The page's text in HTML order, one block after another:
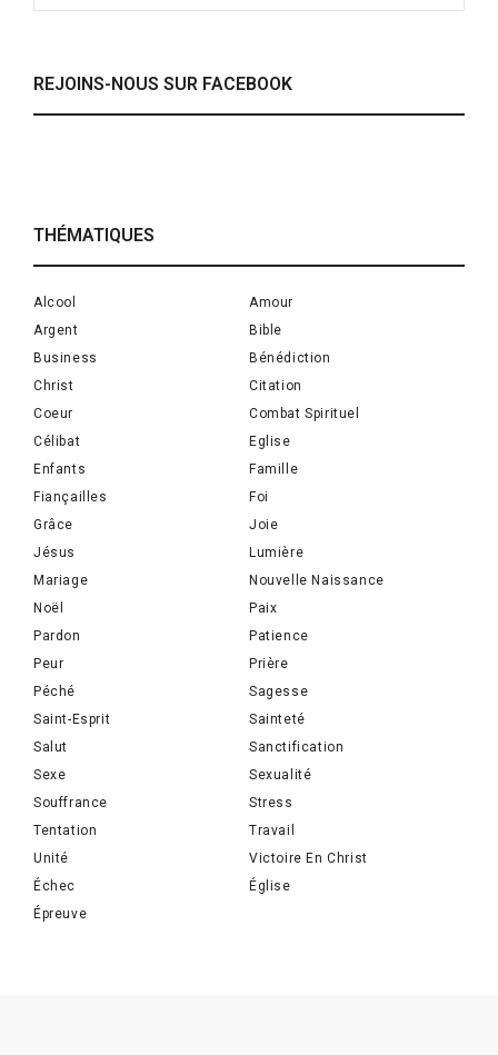
REJOINS-NOUS SUR FACEBOOK
THÉMATIQUES
Alcool
Amour
Argent
Bible
Business
Bénédiction
Christ
Citation
Coeur
Combat Spirituel
Célibat
Eglise
Enfants
Famille
Fiançailles
Foi
Grâce
Joie
Jésus
Lumière
Mariage
Nouvelle Naissance
Noël
Paix
Pardon
Patience
Peur
Prière
Péché
Sagesse
Saint-Esprit
Sainteté
Salut
Sanctification
Sexe
Sexualité
Souffrance
Stress
Tentation
Travail
Unité
Victoire En Christ
Échec
Église
Épreuve